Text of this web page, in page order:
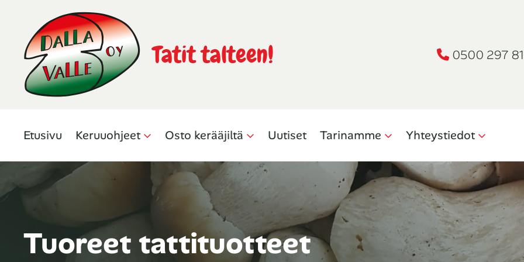
Tatit talteen! 0500 297
Etusivu Keruuohjeet Osto kerääjiltä Uutiset Tarinamme Yhteystiedot
Tuoreet tattituotteet